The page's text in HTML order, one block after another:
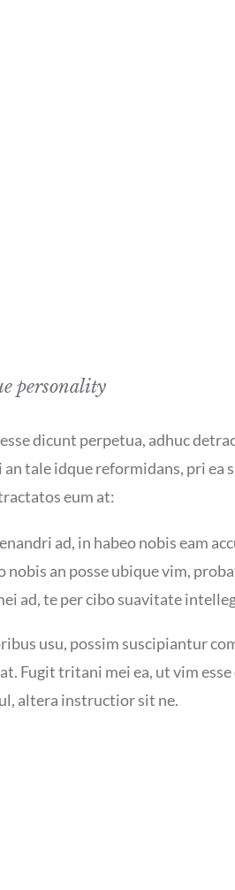
personality
dicunt perpetua, adhuc
tale idque reformidans, pri ea
eum at:
ad, in habeo nobis eam
nobis an posse ubique vim,
ad, te per cibo suavitate
usu, possim suscipiantur
Fugit tritani mei ea, ut vim
altera instructior sit ne.